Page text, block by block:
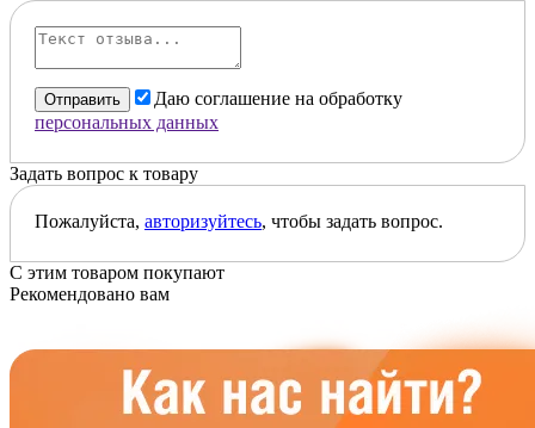
Отправить
Даю соглашение на обработку
персональных данных
Задать вопрос к товару
Пожалуйста, авторизуйтесь, чтобы задать вопрос.
С этим товаром покупают
Рекомендовано вам